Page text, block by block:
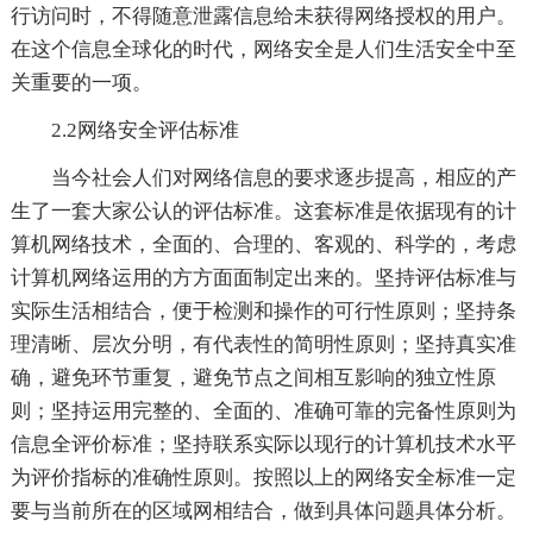
行访问时，不得随意泄露信息给未获得网络授权的用户。
在这个信息全球化的时代，网络安全是人们生活安全中至
关重要的一项。
2.2网络安全评估标准
当今社会人们对网络信息的要求逐步提高，相应的产
生了一套大家公认的评估标准。这套标准是依据现有的计
算机网络技术，全面的、合理的、客观的、科学的，考虑
计算机网络运用的方方面面制定出来的。坚持评估标准与
实际生活相结合，便于检测和操作的可行性原则；坚持条
理清晰、层次分明，有代表性的简明性原则；坚持真实准
确，避免环节重复，避免节点之间相互影响的独立性原
则；坚持运用完整的、全面的、准确可靠的完备性原则为
信息全评价标准；坚持联系实际以现行的计算机技术水平
为评价指标的准确性原则。按照以上的网络安全标准一定
要与当前所在的区域网相结合，做到具体问题具体分析。